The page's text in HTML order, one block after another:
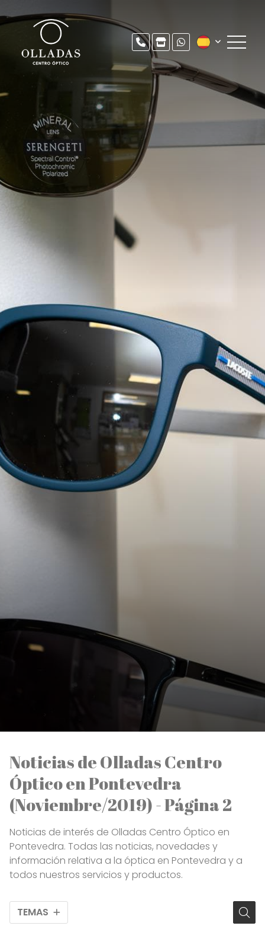
Noticias de Olladas Centro
Óptico en Pontevedra
(Noviembre/2019) - Página 2
Noticias de interés de Olladas Centro Óptico en
Pontevedra. Todas las noticias, novedades y
información relativa a la óptica en Pontevedra y a
todos nuestros servicios y productos.
TEMAS